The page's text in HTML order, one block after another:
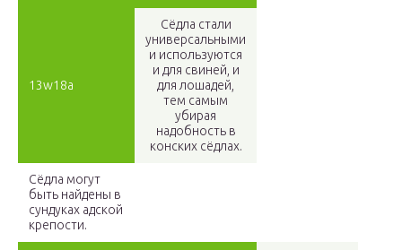
13w18a
Сёдла стали
универсальными
и используются
и для свиней, и
для лошадей,
тем самым
убирая
надобность в
конских сёдлах.
Сёдла могут
быть найдены в
сундуках адской
крепости.